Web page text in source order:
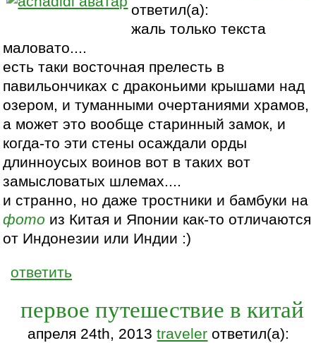
ответил(а):
жаль только текста
маловато....
есть таки восточная прелесть в
павильончиках с драконьими крышами над
озером, и туманными очертаниями храмов,
а может это вообще старинный замок, и
когда-то эти стены осаждали орды
длинноусых воинов вот в таких вот
замысловатых шлемах....
и странно, но даже тростники и бамбуки на
фото из Китая и Японии как-то отличаются
от Индонезии или Индии :)
ответить
первое путешествие в китай
апреля 24th, 2013traveler ответил(а):